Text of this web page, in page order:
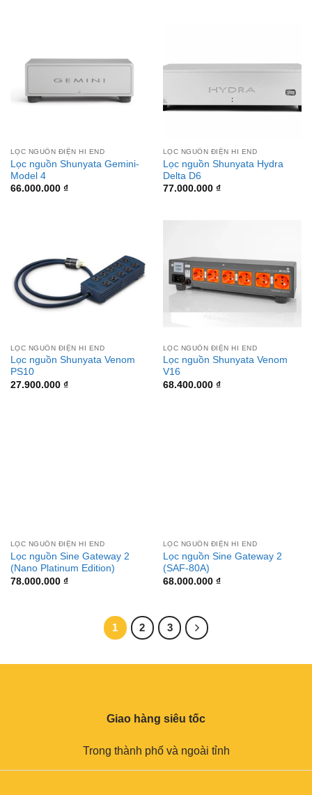
LỌC NGUỒN ĐIỆN HI END
Lọc nguồn Shunyata Gemini-
Model 4
66.000.000 ₫
LỌC NGUỒN ĐIỆN HI END
Lọc nguồn Shunyata Hydra
Delta D6
77.000.000 ₫
LỌC NGUỒN ĐIỆN HI END
Lọc nguồn Shunyata Venom
PS10
27.900.000 ₫
LỌC NGUỒN ĐIỆN HI END
Lọc nguồn Shunyata Venom
V16
68.400.000 ₫
LỌC NGUỒN ĐIỆN HI END
Lọc nguồn Sine Gateway 2
(Nano Platinum Edition)
78.000.000 ₫
LỌC NGUỒN ĐIỆN HI END
Lọc nguồn Sine Gateway 2
(SAF-80A)
68.000.000 ₫
1 2 3
Giao hàng siêu tốc
Trong thành phố và ngoài tỉnh